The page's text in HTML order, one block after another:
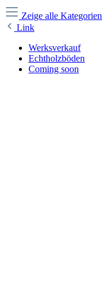
Zeige alle Kategorien
Link
Werksverkauf
Echtholzböden
Coming soon